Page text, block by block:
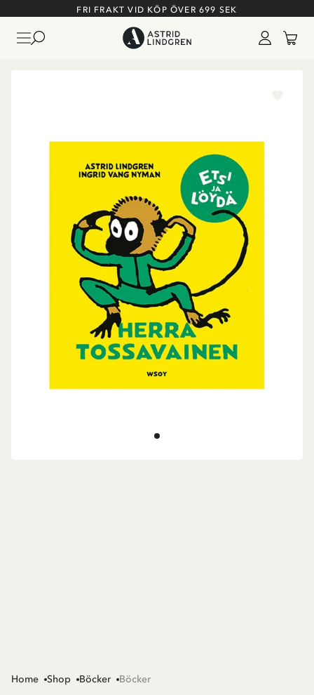
FRI FRAKT VID KÖP ÖVER 699 SEK
Home Shop Böcker Böcker